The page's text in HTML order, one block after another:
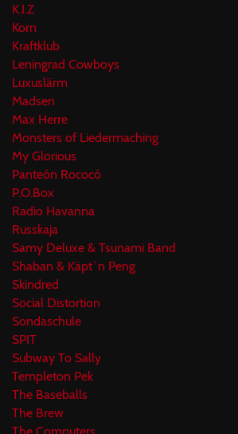
K.I.Z
Korn
Kraftklub
Leningrad Cowboys
Luxuslärm
Madsen
Max Herre
Monsters of Liedermaching
My Glorious
Panteón Rococó
P.O.Box
Radio Havanna
Russkaja
Samy Deluxe & Tsunami Band
Shaban & Käpt´n Peng
Skindred
Social Distortion
Sondaschule
SPIT
Subway To Sally
Templeton Pek
The Baseballs
The Brew